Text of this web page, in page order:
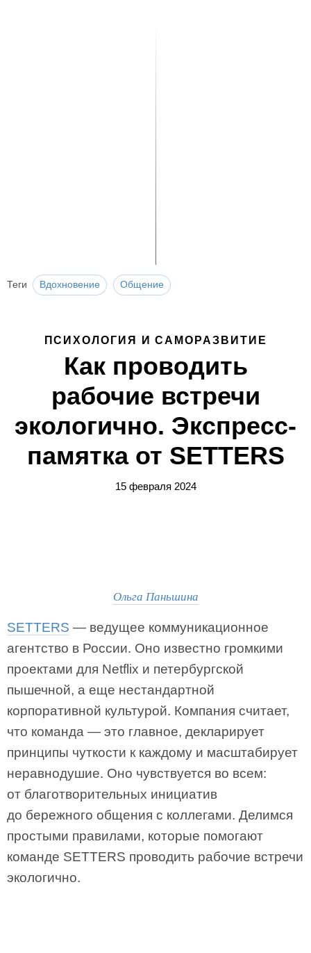
Теги Вдохновение Общение
ПСИХОЛОГИЯ И САМОРАЗВИТИЕ
Как проводить
рабочие встречи
экологично. Экспресс-
памятка от SETTERS
15 февраля 2024
Ольга Паньшина
SETTERS — ведущее коммуникационное
агентство в России. Оно известно громкими
проектами для Netflix и петербургской
пышечной, а еще нестандартной
корпоративной культурой. Компания считает,
что команда — это главное, декларирует
принципы чуткости к каждому и масштабирует
неравнодушие. Оно чувствуется во всем:
от благотворительных инициатив
до бережного общения с коллегами. Делимся
простыми правилами, которые помогают
команде SETTERS проводить рабочие встречи
экологично.